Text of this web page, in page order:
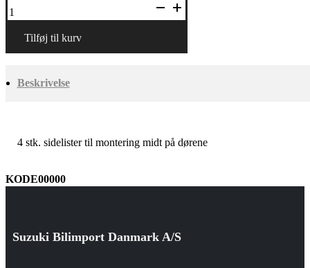
Sidelister,
smal
Tilføj til kurv
Beskrivelse
4 stk. sidelister til montering midt på dørene
KODE00000
Suzuki Bilimport Danmark A/S